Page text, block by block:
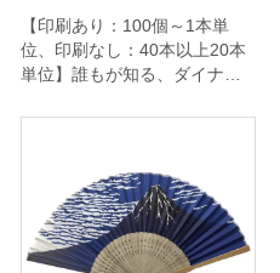
【印刷あり：100個～1本単
位、印刷なし：40本以上20本
単位】誰もが知る、ダイナミ
飾北斎の『富嶽三十六景』か
ました。日本人にも外国人に
も人気の高い、おすすめの絵
柄です。